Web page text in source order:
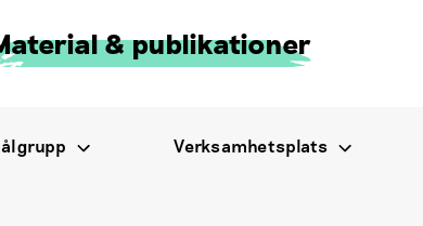
& publikationer
Verksamhetsplats